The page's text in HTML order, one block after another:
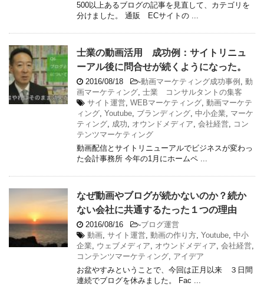
500以上あるブログの記事を見直して、カテゴリを
分けました。 通販 ECサイトの ...
士業の動画活用 成功例：サイトリニュ
ーアル後に問合せが続くようになった。
2016/08/18 -動画マーケティング成功事例 , 動
画マーケティング, 士業 コンサルタントの集客
サイト運営, WEBマーケティング, 動画マーケテ
ィング, Youtube, ブランディング, 中小企業, マーケ
ティング, 成功, オウンドメディア, 会社経営, コン
テンツマーケティング
動画配信とサイトリニューアルでビジネスが変わっ
た会計事務所 今年の1月にホームペ ...
なぜ動画やブログが続かないのか？続か
ない会社に共通するたった１つの理由
2016/08/16 -ブログ運営
動画, サイト運営, 動画の作り方, Youtube, 中小
企業, ウェブメディア, オウンドメディア, 会社経営,
コンテンツマーケティング, アイデア
お盆やすみということで、今回は正月以来 ３日間
連続でブログを休みました。 Fac ...